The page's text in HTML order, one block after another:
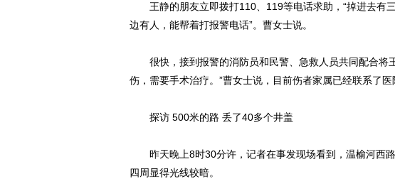
王静的朋友立即拨打110、119等电话求助，“掉进去有
边有人，能帮着打报警电话”。曹女士说。
很快，接到报警的消防员和民警、急救人员共同配合将
伤，需要手术治疗。”曹女士说，目前伤者家属已经联系了医
探访 500米的路 丢了40多个井盖
昨天晚上8时30分许，记者在事发现场看到，温榆河西路
四周显得光线较暗。